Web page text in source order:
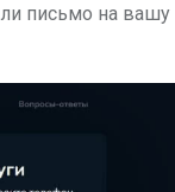
письмо на